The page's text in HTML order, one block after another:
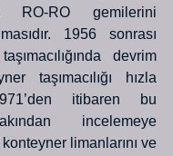
RO-RO gemilerini
1956 sonrası
devrim
taşımacılığı hızla
itibaren bu
incelemeye
limanlarını ve